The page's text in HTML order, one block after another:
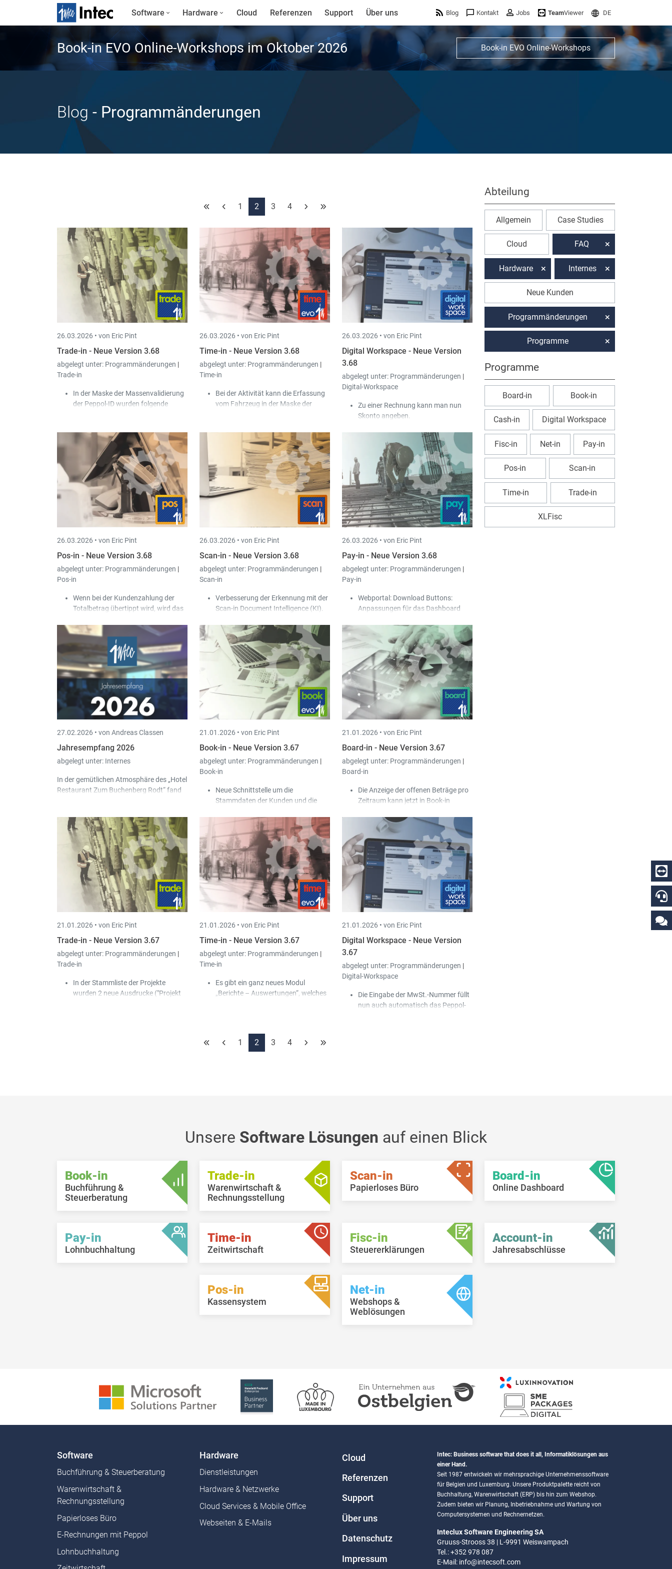
Software Hardware Cloud Referenzen Support Über uns Blog Kontakt Jobs TeamViewer DE
Book-in EVO Online-Workshops im Oktober 2026 Book-in EVO Online-Workshops
Blog - Programmänderungen
1 2 3 4
26.03.2026 • von Eric Pint
Trade-in - Neue Version 3.68
abgelegt unter: Programmänderungen |
Trade-in
In der Maske der Massenvalidierung
der Peppol-ID wurden folgende
Peppol-ID anzeigen.
Einstellungen bei bereits
bestehenden Peppol-Kunden
korrigieren.
26.03.2026 • von Eric Pint
Time-in - Neue Version 3.68
abgelegt unter: Programmänderungen |
Time-in
Bei der Aktivität kann die Erfassung
vom Fahrzeug in der Maske der
konfiguriert werden.
Bei den Projekten wird der Benutzer,
der das Projekt erstellt/zuletzt
verändert hat, mit entsprechendem
Datum festgehalten.
Bei den mobilen Geräten (Time-in
App) kann ein globaler Filter für die
Kunden, Projekte und Aktivitäten
26.03.2026 • von Eric Pint
Digital Workspace - Neue Version
3.68
abgelegt unter: Programmänderungen |
Digital-Workspace
Zu einer Rechnung kann man nun
Skonto angeben.
Dateiauswahl oder Drag & Drop
Anhänge hinzugefügt werden. Die
AGBs oder sonstige Dokumente, die
jedem Dokument angehangen
werden, werden in Zukunft auch
unter den Anhängen aufgeführt, um
diese sichtbarer zu machen.
Sämtliche Anhänge werden bei
Versand per Peppol oder E-Mail mit
Die Liste der Dokumente kann jetzt
per Mausklick auf die Kolonnentitel
26.03.2026 • von Eric Pint
Pos-in - Neue Version 3.68
abgelegt unter: Programmänderungen |
Pos-in
Wenn bei der Kundenzahlung der
Totalbetrag übertippt wird, wird das
Über die Cash-in Benutzerrechte
kann man einem Benutzer erlauben,
die Trade-in Einstellung "nicht
änderbarer Preis" des Artikels zu
ignorieren.
Verschiedene Zahlungsterminals
drucken ein Kassenabschluss-Ticket
aus. Das kann man jetzt abschalten.
26.03.2026 • von Eric Pint
Scan-in - Neue Version 3.68
abgelegt unter: Programmänderungen |
Scan-in
Verbesserung der Erkennung mit der
Scan-in Document Intelligence (KI).
Betrag ausgewiesen wird, ermittelt
die KI diesen jetzt anhand des
MwSt.-Betrags.
Erweiterte Unterstützung zum
Empfangen von Peppol Self-Billing
Rechnungen.
Bei der interaktiven Übergabe von
Finanzoperationen nach Book-in
wird das Übergeben von Detailzeilen
26.03.2026 • von Eric Pint
Pay-in - Neue Version 3.68
abgelegt unter: Programmänderungen |
Pay-in
Webportal: Download Buttons:
Anpassungen für das Dashboard
hinter jedem Jahr eingefügt, um
alle Dokumente eines Jahres als
ZIP Datei herunterzuladen.
Download-Funktion hinter
jedem Dokument eingefügt, um
Datei direkt herunterzuladen.
27.02.2026 • von Andreas Classen
Jahresempfang 2026
abgelegt unter: Internes
In der gemütlichen Atmosphäre des „Hotel
Restaurant Zum Buchenberg Rodt“ fand
21.01.2026 • von Eric Pint
Book-in - Neue Version 3.67
abgelegt unter: Programmänderungen |
Book-in
Neue Schnittstelle um die
Stammdaten der Kunden und die
Digital Workspace (DWS)
nach Book-
in Evo zu importieren.
In der Stammdatei der Konten kann
eine Farbe definiert werden; die
Konten werden in den Finanzen in
der hinterlegten Farbe angezeigt.
Die Lose der Kunden-Domizilierungen
sowie Kunden-Rückzahlungen
können automatisiert nach Scan-in
wie bei den Lieferanten-
Überweisungen).
21.01.2026 • von Eric Pint
Board-in - Neue Version 3.67
abgelegt unter: Programmänderungen |
Board-in
Die Anzeige der offenen Beträge pro
Zeitraum kann jetzt in Book-in
Werte sind 31 und 62 Tage.
Es gibt nun die Möglichkeit, in der
Ergebnisrechnung (im Falle eines
Bilanzschemas) eine zusätzliche
Ebene mit einem analytischen
Kontenplan anzuzeigen.
21.01.2026 • von Eric Pint
Trade-in - Neue Version 3.67
abgelegt unter: Programmänderungen |
Trade-in
In der Stammliste der Projekte
wurden 2 neue Ausdrucke ("Projekt
21.01.2026 • von Eric Pint
Time-in - Neue Version 3.67
abgelegt unter: Programmänderungen |
Time-in
Es gibt ein ganz neues Modul
„Berichte – Auswertungen“, welches
Bei den (Urlaubs) Anträgen wurde
eine neue Option "Benachrichtigung
hinzugefügt.
21.01.2026 • von Eric Pint
Digital Workspace - Neue Version
3.67
abgelegt unter: Programmänderungen |
Digital-Workspace
Die Eingabe der MwSt.-Nummer füllt
nun auch automatisch das Peppol-
1 2 3 4
Abteilung
Allgemein Case Studies
Cloud FAQ
Hardware Internes
Neue Kunden
Programmänderungen
Programme
Programme
Board-in Book-in
Cash-in Digital Workspace
Fisc-in Net-in Pay-in
Pos-in Scan-in
Time-in Trade-in
XLFisc
Unsere Software Lösungen auf einen Blick
Book-in
Buchführung &
Steuerberatung
Trade-in
Warenwirtschaft &
Rechnungsstellung
Scan-in
Papierloses Büro
Board-in
Online Dashboard
Pay-in
Lohnbuchhaltung
Time-in
Zeitwirtschaft
Fisc-in
Steuererklärungen
Account-in
Jahresabschlüsse
Pos-in
Kassensystem
Net-in
Webshops &
Weblösungen
Software
Buchführung & Steuerberatung
Warenwirtschaft &
Rechnungsstellung
Papierloses Büro
E-Rechnungen mit Peppol
Lohnbuchhaltung
Hardware
Dienstleistungen
Hardware & Netzwerke
Cloud Services & Mobile Office
Webseiten & E-Mails
Cloud
Referenzen
Support
Über uns
Datenschutz
Impressum
Intec: Business software that does it all, Informatiklösungen aus
einer Hand.
Seit 1987 entwickeln wir mehrsprachige Unternehmenssoftware
für Belgien und Luxemburg. Unsere Produktpalette reicht von
Buchhaltung, Warenwirtschaft (ERP) bis hin zum Webshop.
Zudem bieten wir Planung, Inbetriebnahme und Wartung von
Computersystemen und Rechnernetzen.
Inteclux Software Engineering SA
Gruuss-Strooss 38 | L-9991 Weiswampach
Tel.: +352 978 087
E-Mail: info@intecsoft.com